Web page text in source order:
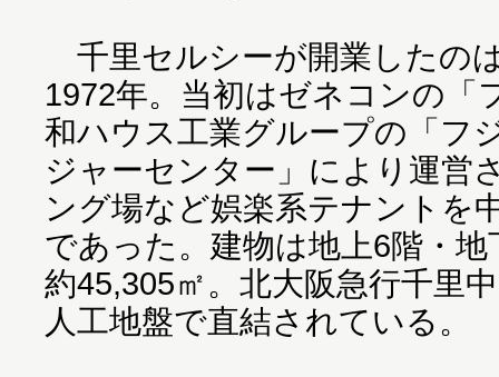
千里セルシーが開業したの
1972年。当初はゼネコンの「
和ハウス工業グループの「フ
ジャーセンター」により運営
ング場など娯楽系テナントを
であった。建物は地上6階・
約45,305㎡。北大阪急行千里
人工地盤で直結されている。